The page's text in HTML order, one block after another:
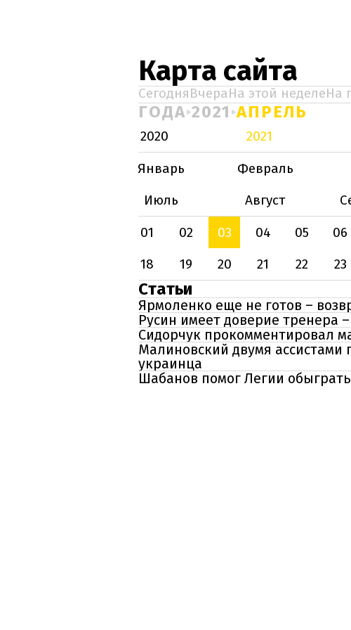
Карта сайта
СегодняВчераНа этой неделеНа
ГОДА 2021 АПРЕЛЬ
2020 2021
Январь
Февраль
Июль
Август
01
02 03 04 05 06
18
19 20 21 22 23
Статьи
Ярмоленко еще не готов –
Русин имеет доверие тренера
Сидорчук прокомментировал
Малиновский двумя ассистами
украинца
Шабанов помог Легии